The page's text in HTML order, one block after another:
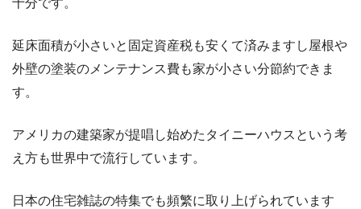
十分です。
延床面積が小さいと固定資産税も安くて済みますし屋根や
外壁の塗装のメンテナンス費も家が小さい分節約できま
す。
アメリカの建築家が提唱し始めたタイニーハウスという考
え方も世界中で流行しています。
日本の住宅雑誌の特集でも頻繁に取り上げられています